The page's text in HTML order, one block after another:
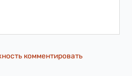
комментировать